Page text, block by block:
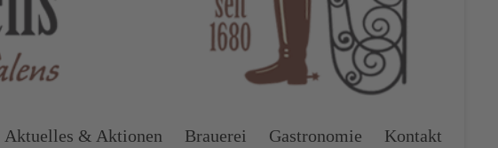
Aktuelles & Aktionen Brauerei Gastronomie Kontakt